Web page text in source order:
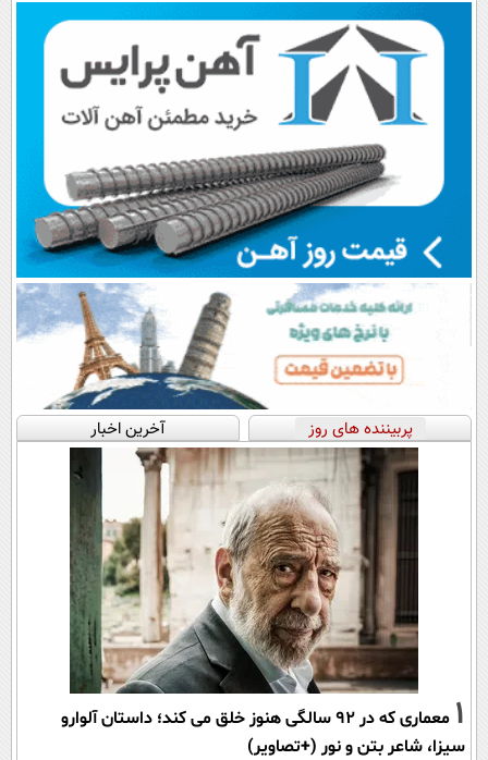
اقساطی😍
💳 📍 تهران
پرداخت قسطی
پربیننده های روز آخرین اخبار
1
معماری که در 92 سالگی هنوز خلق می کند؛ داستان آلوارو
سیزا، شاعر بتن و نور (+تصاویر)